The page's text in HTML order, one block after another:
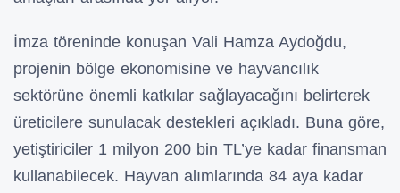
İmza töreninde konuşan Vali Hamza Aydoğdu,
projenin bölge ekonomisine ve hayvancılık
sektörüne önemli katkılar sağlayacağını belirterek
üreticilere sunulacak destekleri açıkladı. Buna göre,
yetiştiriciler 1 milyon 200 bin TL’ye kadar finansman
kullanabilecek. Hayvan alımlarında 84 aya kadar